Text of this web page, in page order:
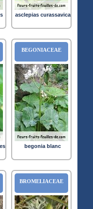
asclepias curassavica
BEGONIACEAE
begonia blanc
BROMELIACEAE